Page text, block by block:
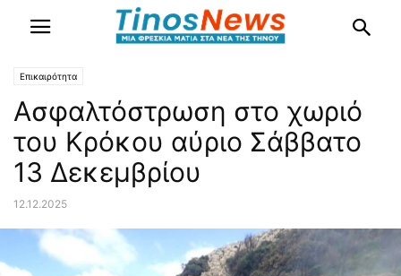
Επικαιρότητα
Ασφαλτόστρωση στο χωριό
του Κρόκου αύριο Σάββατο
13 Δεκεμβρίου
12.12.2025